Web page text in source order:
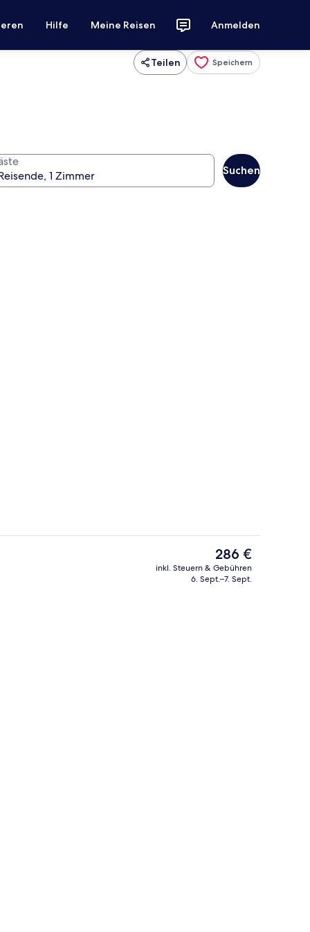
Hilfe Meine Reisen Anmelden
Teilen Speichern
Suchen
Superior-Doppelzimmer, Balkon,
Der
aktuelle
Preis
286 €
inkl. Steuern & Gebühren
6. Sept.–7. Sept.